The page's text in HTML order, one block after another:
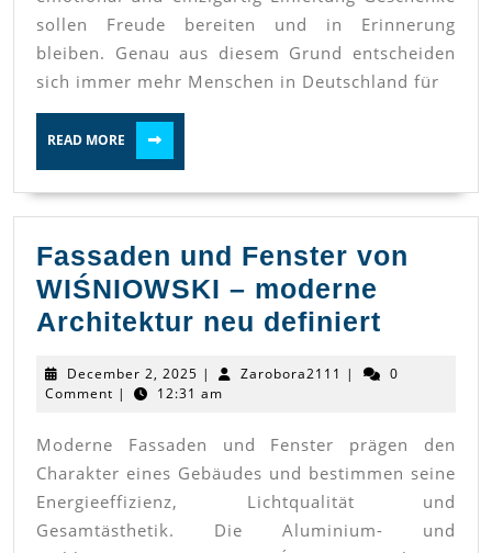
und
sollen Freude bereiten und in Erinnerung
bleiben. Genau aus diesem Grund entscheiden
sich immer mehr Menschen in Deutschland für
READ MORE
MORE
Fassaden und Fenster von
WIŚNIOWSKI – moderne
Architektur neu definiert
Fenster
–
December 2, 2025 December
2,
| Zarobora2111 Zarobora2111
|
0
Comment | 12:31 am
Moderne Fassaden und Fenster prägen den
Charakter eines Gebäudes und bestimmen seine
Energieeffizienz, Lichtqualität und
Gesamtästhetik. Die Aluminium- und